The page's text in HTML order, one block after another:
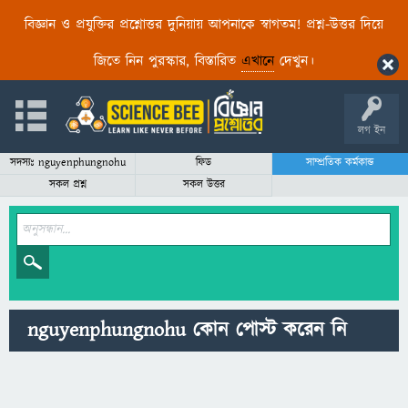
বিজ্ঞান ও প্রযুক্তির প্রশ্নোত্তর দুনিয়ায় আপনাকে স্বাগতম! প্রশ্ন-উত্তর দিয়ে
জিতে নিন পুরস্কার, বিস্তারিত এখানেদেখুন।
লগ ইন
সদস্যঃ nguyenphungnohu ফিড
সাম্প্রতিক কর্মকান্ড
সকল প্রশ্ন
সকল উত্তর
nguyenphungnohu কোন পোস্ট করেন নি